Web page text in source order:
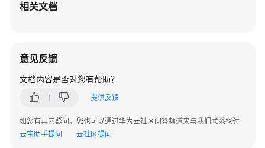
药
简
介
获
取
示
相关文档
意见反馈
文档内容是否对您有帮助？
提供反馈
如您有其它疑问，您也可以通过华为云社区问答频道来与我们联系探讨
云宝助手提问
云社区提问